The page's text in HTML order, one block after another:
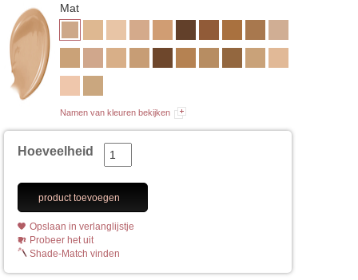
Mat
Namen van kleuren bekijken
Hoeveelheid
product toevoegen
Opslaan in verlanglijstje
Probeer het uit
Shade-Match vinden